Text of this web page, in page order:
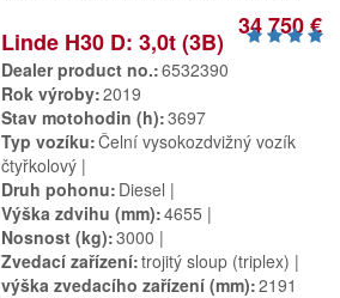
34 750 €
Linde H30 D: 3,0t (3B)
Dealer product no. 6532390
Rok výroby 2019
Stav motohodin (h) 3697
Typ vozíku Čelní vysokozdvižný vozík
čtyřkolový
Druh pohonu Diesel
Výška zdvihu (mm) 4655
Nosnost (kg) 3000
Zvedací zařízení trojitý sloup (triplex)
výška zvedacího zařízení (mm) 2191